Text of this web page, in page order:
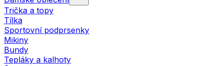
Trička a topy
Tílka
Sportovní podprsenky
Mikiny
Bundy
Tepláky a kalhoty